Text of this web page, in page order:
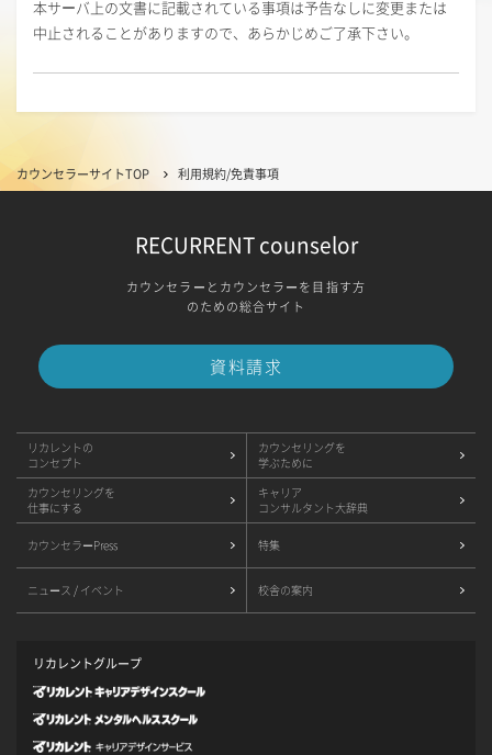
本サーバ上の文書に記載されている事項は予告なしに変更または
中止されることがありますので、あらかじめご了承下さい。
カウンセラーサイトTOP 利用規約/免責事項
RECURRENT counselor
カウンセラーとカウンセラーを目指す方
のための総合サイト
資料請求
リカレントの
コンセプト
カウンセリングを
学ぶために
カウンセリングを
仕事にする
キャリア
コンサルタント大辞典
カウンセラーPress 特集
ニュース / イベント 校舎の案内
リカレントグループ